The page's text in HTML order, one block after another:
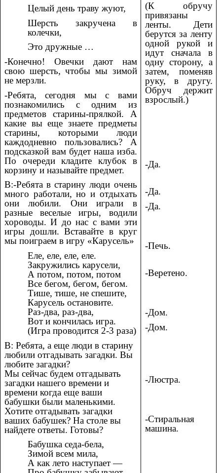
Целый день траву жуют,
Шерсть закручена в
колечки,
Это дружные …
-Конечно! Овечки дают нам
свою шерсть, чтобы мы зимой
не мерзли.
-Ребята, сегодня мы с вами
познакомились с одним из
предметов старины-прялкой. А
какие вы еще знаете предметы
старины, которыми люди
каждодневно пользовались? А
подсказкой вам будет наша изба.
По очереди кладите клубок в
корзину и называйте предмет.
В:-Ребята в старину люди очень
много работали, но и отдыхать
они любили. Они играли в
разные веселые игры, водили
хороводы. И до нас с вами эти
игры дошли. Вставайте в круг
мы поиграем в игру «Карусель»
Еле, еле, еле, еле.
Закружились карусели,
А потом, потом, потом
Все бегом, бегом, бегом.
Тише, тише, не спешите,
Карусель остановите.
Раз-два, раз-два,
Вот и кончилась игра.
(Игра проводится 2-3 раза)
В: Ребята, а еще люди в старину
любили отгадывать загадки. Вы
любите загадки?
Мы сейчас будем отгадывать
загадки нашего времени и
времени когда еще ваши
бабушки были маленькими.
Хотите отгадывать загадки
ваших бабушек? На столе вы
найдете ответы. Готовы?
Бабушка седа-бела,
Зимой всем мила,
А как лето наступает —
(К обручу
привязаны
ленты. Дети
берутся за ленту
одной рукой и
идут сначала в
одну сторону, а
затем, поменяв
руку, в другу.
Обруч держит
взрослый.)
-Да.
-Да.
-Да.
-Печь.
-Веретено.
-Дом.
-Дом.
-Люстра.
-Стиральная
машина.